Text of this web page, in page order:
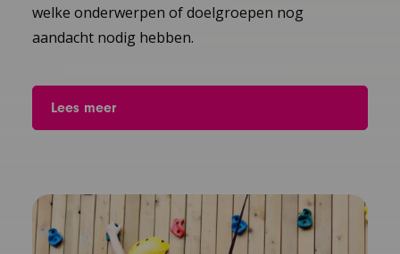
welke onderwerpen of doelgroepen nog
aandacht nodig hebben.
Lees meer